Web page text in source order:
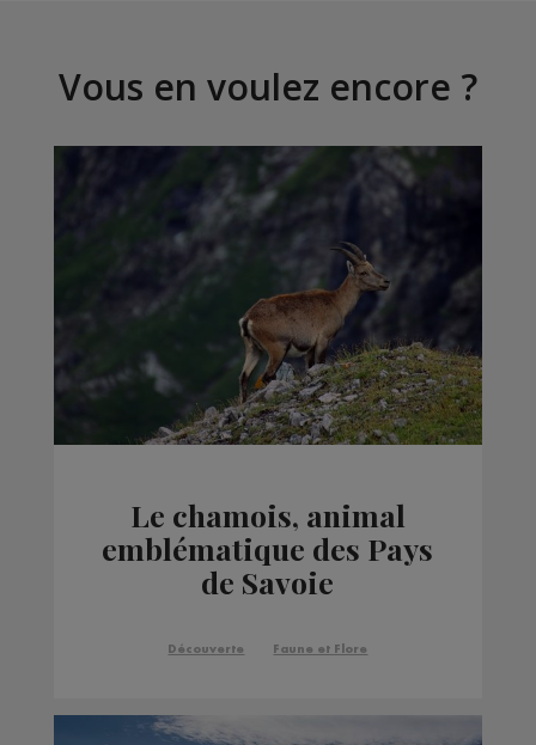
Vous en voulez encore ?
Le chamois, animal
emblématique des Pays
de Savoie
Découverte Faune et Flore